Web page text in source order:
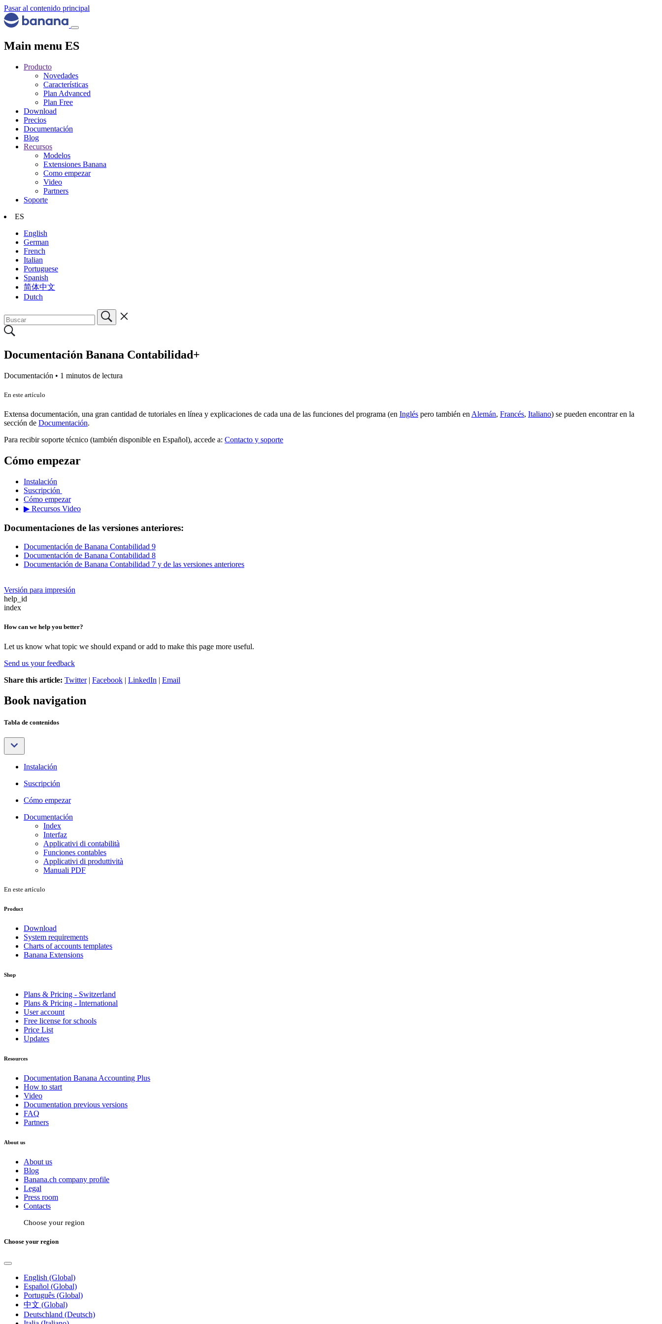
Pasar al contenido principal
Main menu ES
Producto
Novedades
Características
Plan Advanced
Plan Free
Download
Precios
Documentación
Blog
Recursos
Modelos
Extensiones Banana
Como empezar
Video
Partners
Soporte
ES
English
German
French
Italian
Portuguese
Spanish
简体中文
Dutch
Documentación Banana Contabilidad+
Documentación • 1 minutos de lectura
En este artículo
Extensa documentación, una gran cantidad de tutoriales en línea y explicaciones de cada una de las funciones del programa (en Inglés pero también en Alemán, Francés, Italiano) se pueden encontrar en la
sección de Documentación.
Para recibir soporte técnico (también disponible en Español), accede a: Contacto y soporte
Cómo empezar
Instalación
Suscripción
Cómo empezar
▶ Recursos Video
Documentaciones de las versiones anteriores:
Documentación de Banana Contabilidad 9
Documentación de Banana Contabilidad 8
Documentación de Banana Contabilidad 7 y de las versiones anteriores
Versión para impresión
help_id
index
How can we help you better?
Let us know what topic we should expand or add to make this page more useful.
Send us your feedback
Share this article: Twitter| Facebook | LinkedIn | Email
Book navigation
Tabla de contenidos
Instalación
Suscripción
Cómo empezar
Documentación
Index
Interfaz
Applicativi di contabilità
Funciones contables
Applicativi di produttività
Manuali PDF
En este artículo
Product
Download
System requirements
Charts of accounts templates
Banana Extensions
Shop
Plans & Pricing - Switzerland
Plans & Pricing - International
User account
Free license for schools
Price List
Updates
Resources
Documentation Banana Accounting Plus
How to start
Video
Documentation previous versions
FAQ
Partners
About us
About us
Blog
Banana.ch company profile
Legal
Press room
Contacts
Choose your region
Choose your region
English (Global)
Español (Global)
Português (Global)
中文 (Global)
Deutschland (Deutsch)